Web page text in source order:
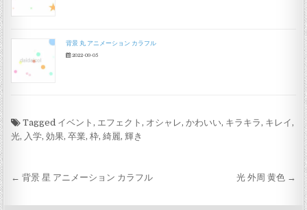
背景 丸 アニメーション カラフル
2022-09-05
Tagged イベント, エフェクト, オシャレ,かわいい, キラキラ, キレイ,
光, 入学,効果,卒業,枠,綺麗,輝き
投稿ナビゲーション
← 背景 星 アニメーション カラフル 光 外周 黄色 →